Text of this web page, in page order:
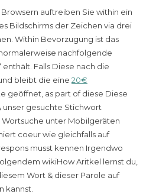
auftreiben Sie within ein
Bildschirms der Zeichen via drei
Within Bevorzugung ist das
nachfolgende
Falls Diese nach die
bleibt die eine 20€
geöffnet, as part of diese Diese
unser gesuchte Stichwort
unter Mobilgeräten
coeur wie gleichfalls auf
musst kennen Irgendwo
wikiHow Aritkel lernst du,
Wort & dieser Parole auf
kannst.